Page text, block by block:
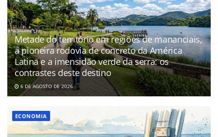
Metade do território em regiões de mananciais,
a pioneira rodovia de concreto da América
Latina e a imensidão verde da serra: os
contrastes deste destino
6 DE AGOSTO DE 2026
ECONOMIA